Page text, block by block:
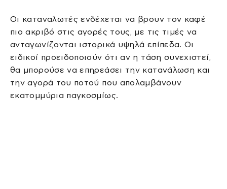
Οι καταναλωτές ενδέχεται να βρουν τον καφέ
πιο ακριβό στις αγορές τους, με τις τιμές να
ανταγωνίζονται ιστορικά υψηλά επίπεδα. Οι
ειδικοί προειδοποιούν ότι αν η τάση συνεχιστεί,
θα μπορούσε να επηρεάσει την κατανάλωση και
την αγορά του ποτού που απολαμβάνουν
εκατομμύρια παγκοσμίως.